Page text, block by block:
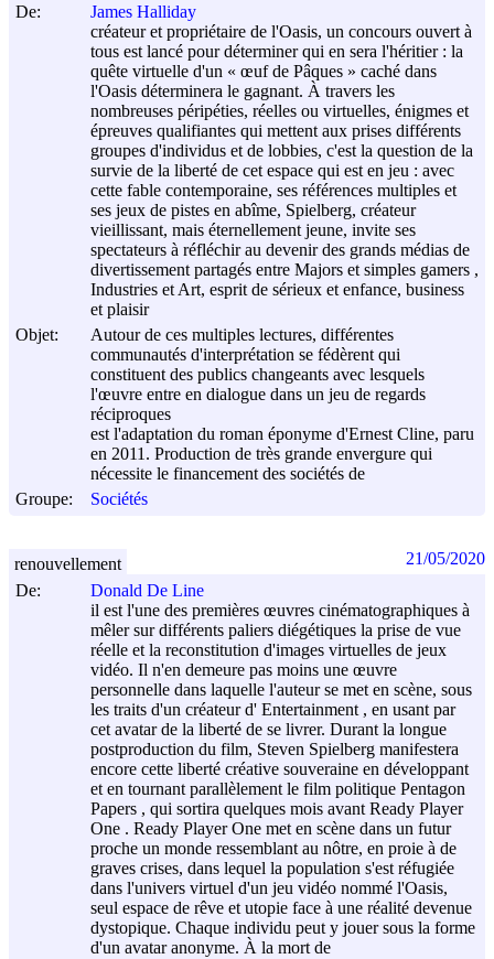
De:
James Halliday
créateur et propriétaire de l'Oasis, un concours ouvert à
tous est lancé pour déterminer qui en sera l'héritier : la
quête virtuelle d'un « œuf de Pâques » caché dans
l'Oasis déterminera le gagnant. À travers les
nombreuses péripéties, réelles ou virtuelles, énigmes et
épreuves qualifiantes qui mettent aux prises différents
groupes d'individus et de lobbies, c'est la question de la
survie de la liberté de cet espace qui est en jeu : avec
cette fable contemporaine, ses références multiples et
ses jeux de pistes en abîme, Spielberg, créateur
vieillissant, mais éternellement jeune, invite ses
spectateurs à réfléchir au devenir des grands médias de
divertissement partagés entre Majors et simples gamers ,
Industries et Art, esprit de sérieux et enfance, business
et plaisir
Objet:
Autour de ces multiples lectures, différentes
communautés d'interprétation se fédèrent qui
constituent des publics changeants avec lesquels
l'œuvre entre en dialogue dans un jeu de regards
réciproques
est l'adaptation du roman éponyme d'Ernest Cline, paru
en 2011. Production de très grande envergure qui
nécessite le financement des sociétés de
Groupe:
Sociétés
De:
Donald De Line
il est l'une des premières œuvres cinématographiques à
mêler sur différents paliers diégétiques la prise de vue
réelle et la reconstitution d'images virtuelles de jeux
vidéo. Il n'en demeure pas moins une œuvre
personnelle dans laquelle l'auteur se met en scène, sous
les traits d'un créateur d' Entertainment , en usant par
cet avatar de la liberté de se livrer. Durant la longue
postproduction du film, Steven Spielberg manifestera
encore cette liberté créative souveraine en développant
et en tournant parallèlement le film politique Pentagon
Papers , qui sortira quelques mois avant Ready Player
One . Ready Player One met en scène dans un futur
proche un monde ressemblant au nôtre, en proie à de
graves crises, dans lequel la population s'est réfugiée
dans l'univers virtuel d'un jeu vidéo nommé l'Oasis,
seul espace de rêve et utopie face à une réalité devenue
dystopique. Chaque individu peut y jouer sous la forme
d'un avatar anonyme. À la mort de
renouvellement 21/05/2020